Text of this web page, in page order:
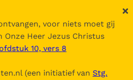
voor niets moet gij
Onze Heer Jezus Christus
10, vers 8
(een initiatief van Stg.